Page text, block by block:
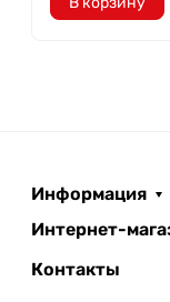
Информация
Интернет-
Контакты